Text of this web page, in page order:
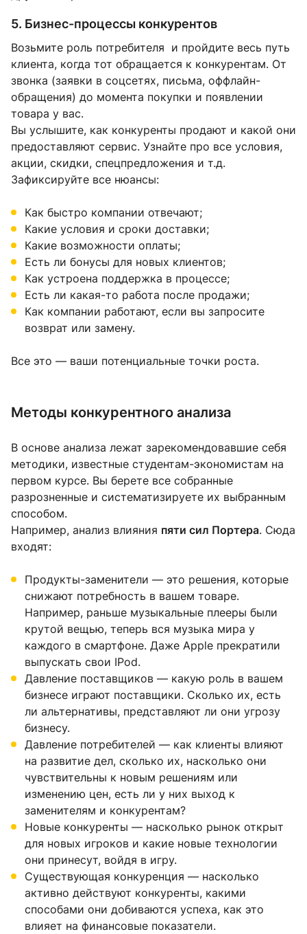
5. Бизнес-процессы конкурентов
Возьмите роль потребителя и пройдите весь путь
клиента, когда тот обращается к конкурентам. От
звонка (заявки в соцсетях, письма, оффлайн-
обращения) до момента покупки и появлении
товара у вас.
Вы услышите, как конкуренты продают и какой они
предоставляют сервис. Узнайте про все условия,
акции, скидки, спецпредложения и т.д.
Зафиксируйте все нюансы:
Как быстро компании отвечают;
Какие условия и сроки доставки;
Какие возможности оплаты;
Есть ли бонусы для новых клиентов;
Как устроена поддержка в процессе;
Есть ли какая-то работа после продажи;
Как компании работают, если вы запросите
возврат или замену.
Все это — ваши потенциальные точки роста.
Методы конкурентного анализа
В основе анализа лежат зарекомендовавшие себя
методики, известные студентам-экономистам на
первом курсе. Вы берете все собранные
разрозненные и систематизируете их выбранным
способом.
Например, анализ влияния пяти сил Портера. Сюда
входят:
Продукты-заменители — это решения, которые
снижают потребность в вашем товаре.
Например, раньше музыкальные плееры были
крутой вещью, теперь вся музыка мира у
каждого в смартфоне. Даже Apple прекратили
выпускать свои IPod.
Давление поставщиков — какую роль в вашем
бизнесе играют поставщики. Сколько их, есть
ли альтернативы, представляют ли они угрозу
бизнесу.
Давление потребителей — как клиенты влияют
на развитие дел, сколько их, насколько они
чувствительны к новым решениям или
изменению цен, есть ли у них выход к
заменителям и конкурентам?
Новые конкуренты — насколько рынок открыт
для новых игроков и какие новые технологии
они принесут, войдя в игру.
Существующая конкуренция — насколько
активно действуют конкуренты, какими
способами они добиваются успеха, как это
влияет на финансовые показатели.